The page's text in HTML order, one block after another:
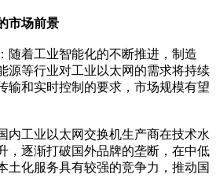
市场前景
着工业智能化的不断推进，制造
源等行业对工业以太网的需求将持续
输和实时控制的要求，市场规模有望
工业以太网交换机生产商在技术水
，逐渐打破国外品牌的垄断，在中低
土化服务具有较强的竞争力，推动国